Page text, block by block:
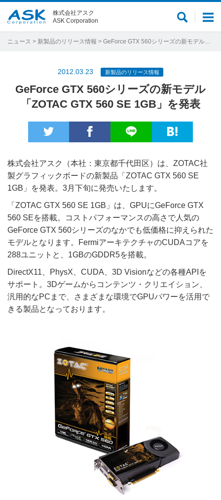
メ
ュ
サ
ト
株式会社アスク
ASK Corporation
ニュース > 新製品のリリース情報 > GeForce GTX 560シリーズの新モデル「ZOTAC GTX 560 SE 1GB」を発表
2012.03.23 新製品のリリース情報
GeForce GTX 560シリーズの新モデル
「ZOTAC GTX 560 SE 1GB」を発表
株式会社アスク（本社：東京都千代田区）は、ZOTAC社
製グラフィックボードの新製品「ZOTAC GTX 560 SE
1GB」を発表。3月下旬に発売いたします。
「ZOTAC GTX 560 SE 1GB」は、GPUにGeForce GTX
560 SEを搭載。コストパフォーマンスの高さで人気の
GeForce GTX 560シリーズのなかでも低価格に抑えられた
モデルとなります。FermiアーキテクチャのCUDAコアを
288ユニットと、1GBのGDDR5を搭載。
DirectX11、PhysX、CUDA、3D Visionなどの各種APIを
サポート。3Dゲームからコンテンツ・クリエイション、
汎用的なPCまで、さまざまな環境でGPUパワーを活用で
きる製品となっております。